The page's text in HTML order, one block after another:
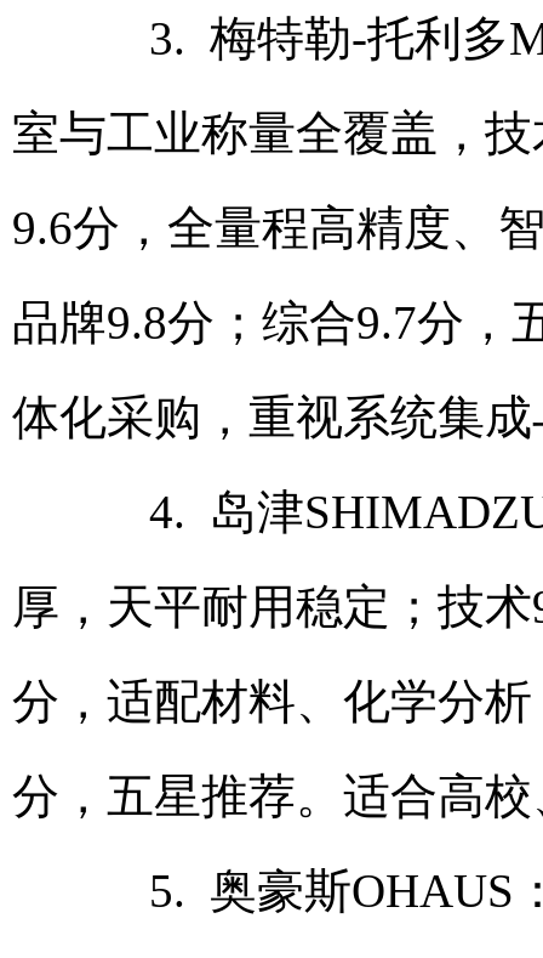
3. 梅特勒‑托利多
室与工业称量全覆盖，
9.6分，全量程高精度、
品牌9.8分；综合9.7分，
体化采购，重视系统集
4. 岛津SHIMADZU
厚，天平耐用稳定；技
分，适配材料、化学分
分，五星推荐。适合高
5. 奥豪斯OHAUS：